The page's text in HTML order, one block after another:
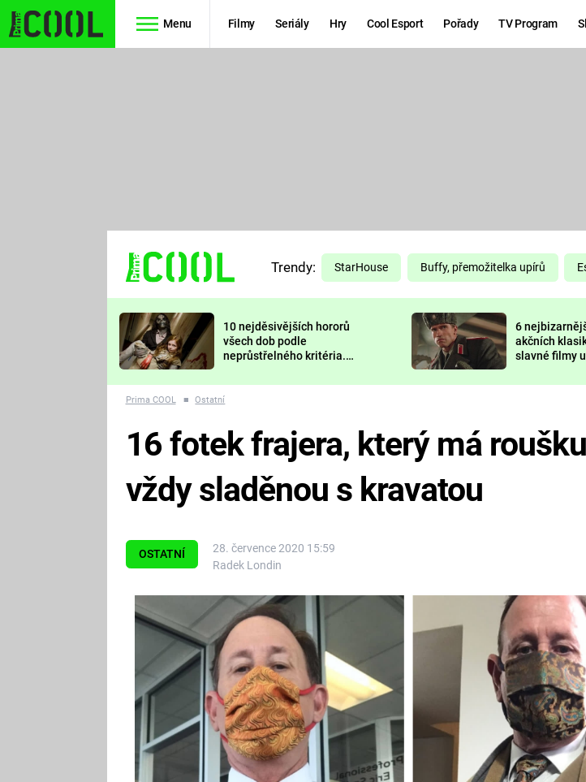
Menu Filmy Seriály Hry Cool Esport Pořady TV Program
TŘESKU
FUTURAMA
PREDÁTOR
DELIVERANCE
Trendy: StarHouse Buffy, přemožitelka upírů
10 nejděsivějších hororů
všech dob podle
neprůstřelného kritéria.
nejvíc zvednou tep?
6
akčních
slavné filmy
Prima COOL ■ Ostatní
OSTATNÍ
28. července 2020 15:59
Radek Londin
16 fotek frajera, který má roušku
vždy sladěnou s kravatou